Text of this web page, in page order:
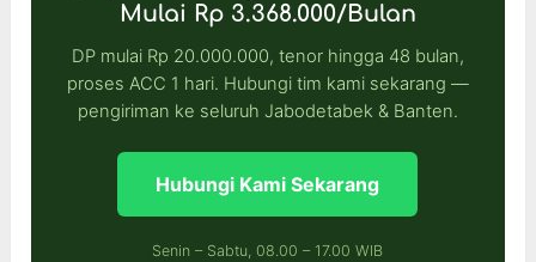
Mulai Rp 3.368.000/Bulan
DP mulai Rp 20.000.000, tenor hingga 48 bulan,
proses ACC 1 hari. Hubungi tim kami sekarang —
pengiriman ke seluruh Jabodetabek & Banten.
Hubungi Kami Sekarang
Senin – Sabtu, 08.00 – 17.00 WIB